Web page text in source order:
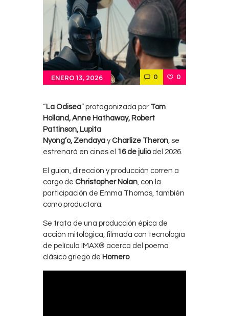
ENERO 13, 2026 0 0
“ La Odisea” protagonizada por Tom
Holland, Anne Hathaway, Robert
Pattinson, Lupita
Nyong’o, Zendaya yCharlize Theron , se
estrenará en cines el 16 de juliodel 2026.
El guion, dirección y producción corren a
cargo de Christopher Nolan , con la
participación de Emma Thomas, también
como productora.
Se trata de una producción épica de
acción mitológica, filmada con tecnología
de película IMAX® acerca del poema
clásico griego de Homero.